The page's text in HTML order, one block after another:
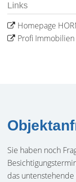
Links
Homepage
Profi
Sie haben noch
das